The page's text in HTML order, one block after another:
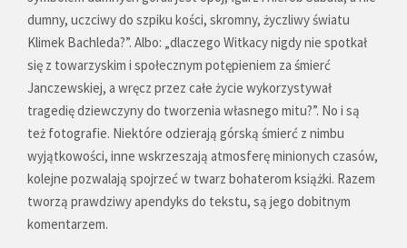
dumny, uczciwy do szpiku kości, skromny, życzliwy światu
Klimek Bachleda?”. Albo: „dlaczego Witkacy nigdy nie spotkał
się z towarzyskim i społecznym potępieniem za śmierć
Janczewskiej, a wręcz przez całe życie wykorzystywał
tragedię dziewczyny do tworzenia własnego mitu?”. No i są
też fotografie. Niektóre odzierają górską śmierć z nimbu
wyjątkowości, inne wskrzeszają atmosferę minionych czasów,
kolejne pozwalają spojrzeć w twarz bohaterom książki. Razem
tworzą prawdziwy apendyks do tekstu, są jego dobitnym
komentarzem.